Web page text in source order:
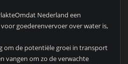
Nederland een
goederenvervoer over water is,
om de potentiële groei in transport
vangen om zo de verwachte